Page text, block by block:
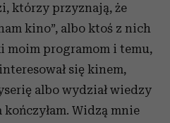
którzy przyznają, że
kino”, albo ktoś z nich
moim programom i temu,
się kinem,
albo wydział wiedzy
Widzą mnie